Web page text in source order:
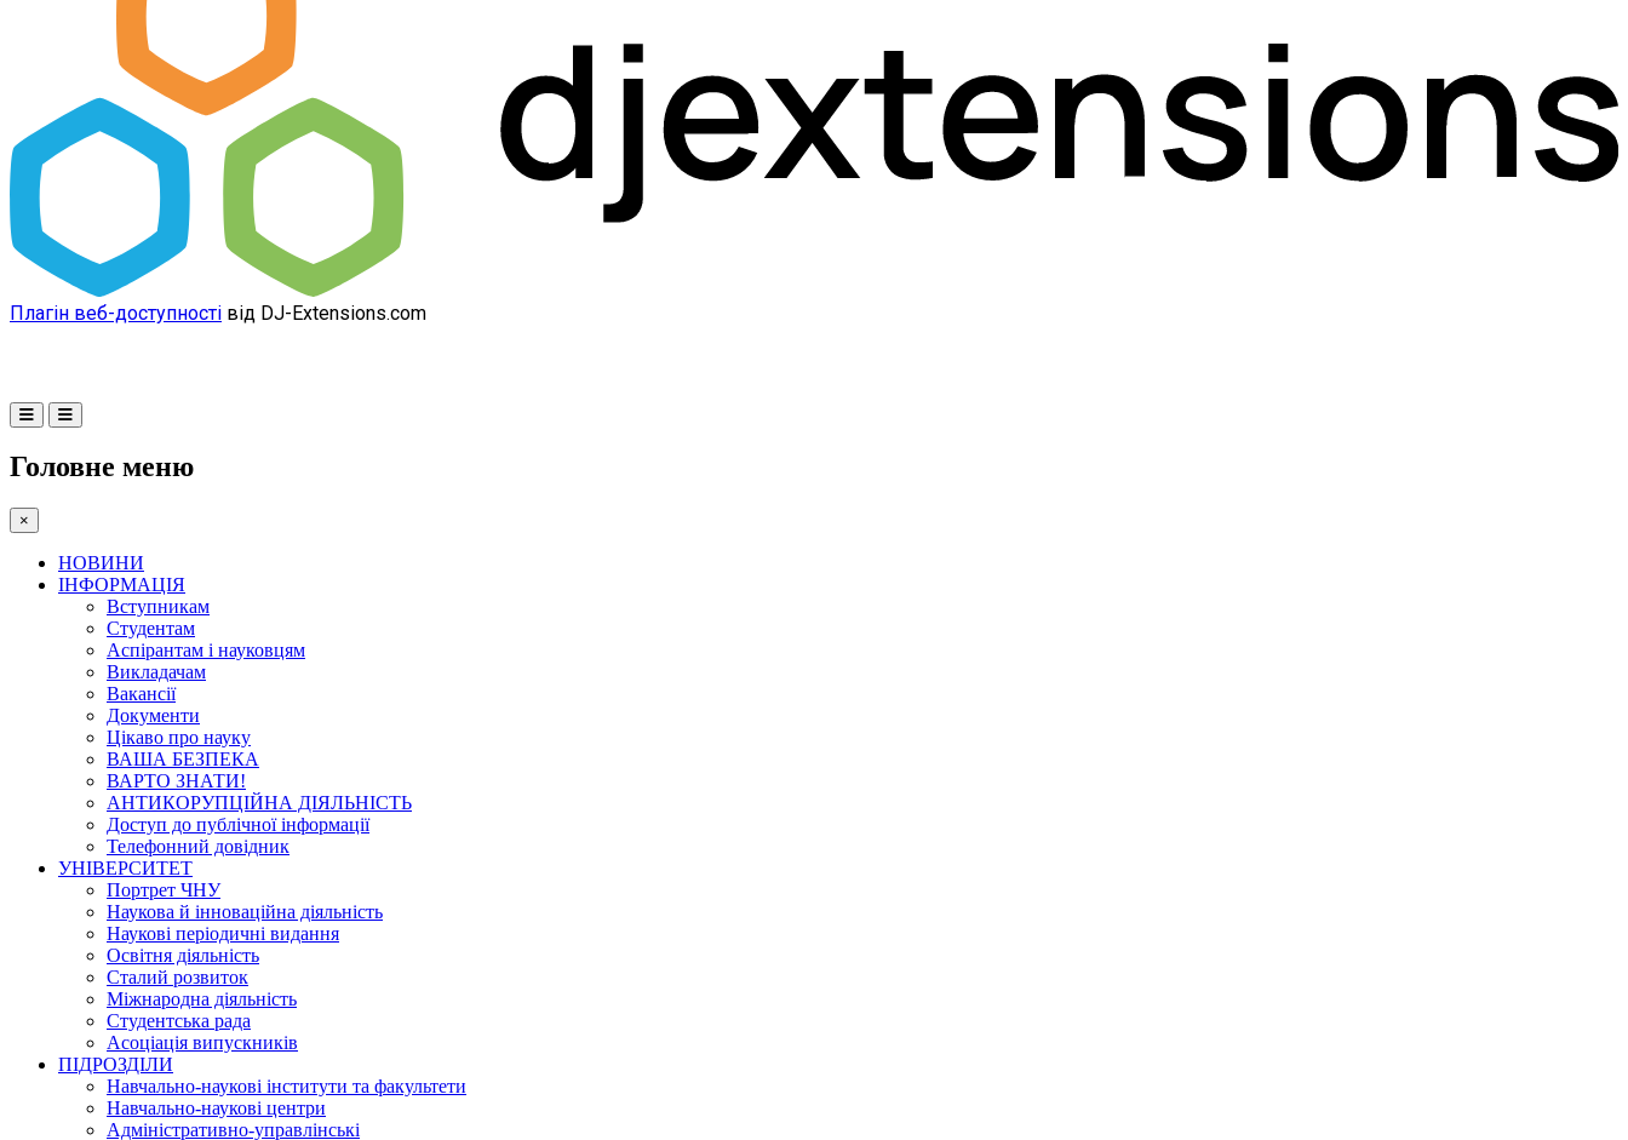
Плагін веб-доступності від DJ-Extensions.com
Головне меню
×
НОВИНИ
ІНФОРМАЦІЯ
Вступникам
Студентам
Аспірантам і науковцям
Викладачам
Вакансії
Документи
Цікаво про науку
ВАША БЕЗПЕКА
ВАРТО ЗНАТИ!
АНТИКОРУПЦІЙНА ДІЯЛЬНІСТЬ
Доступ до публічної інформації
Телефонний довідник
УНІВЕРСИТЕТ
Портрет ЧНУ
Наукова й інноваційна діяльність
Наукові періодичні видання
Освітня діяльність
Сталий розвиток
Міжнародна діяльність
Студентська рада
Асоціація випускників
ПІДРОЗДІЛИ
Навчально-наукові інститути та факультети
Навчально-наукові центри
Адміністративно-управлінські